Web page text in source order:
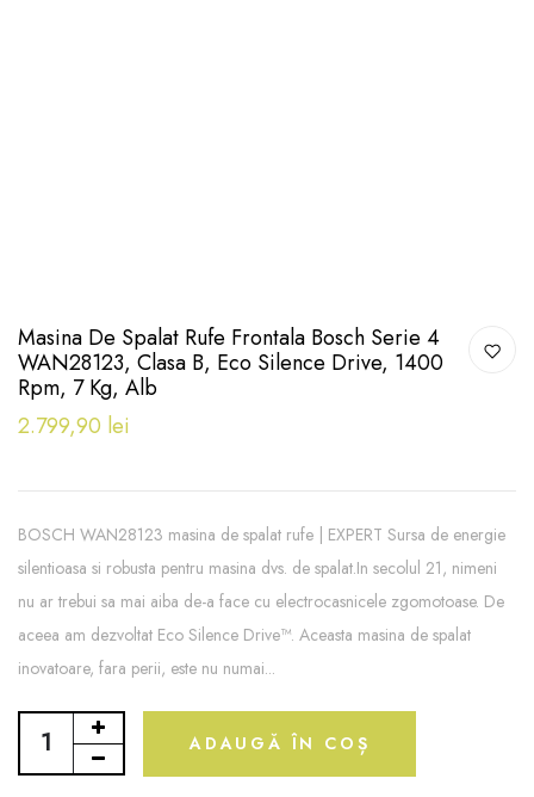
Masina De Spalat Rufe Frontala Bosch Serie 4
WAN28123, Clasa B, Eco Silence Drive, 1400
Rpm, 7 Kg, Alb
2.799,90 lei
BOSCH WAN28123 masina de spalat rufe | EXPERT Sursa de energie
silentioasa si robusta pentru masina dvs. de spalat.In secolul 21, nimeni
nu ar trebui sa mai aiba de-a face cu electrocasnicele zgomotoase. De
aceea am dezvoltat Eco Silence Drive™. Aceasta masina de spalat
inovatoare, fara perii, este nu numai...
ADAUGĂ ÎN COȘ